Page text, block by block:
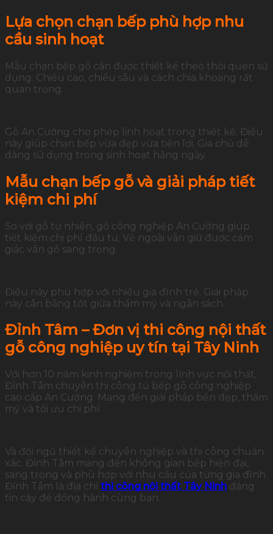
Lựa chọn chạn bếp phù hợp nhu
cầu sinh hoạt
Mẫu chạn bếp gỗ cần được thiết kế theo thói quen sử
dụng. Chiều cao, chiều sâu và cách chia khoang rất
quan trọng.
Gỗ An Cường cho phép linh hoạt trong thiết kế. Điều
này giúp chạn bếp vừa đẹp vừa tiện lợi. Gia chủ dễ
dàng sử dụng trong sinh hoạt hằng ngày.
Mẫu chạn bếp gỗ và giải pháp tiết
kiệm chi phí
So với gỗ tự nhiên, gỗ công nghiệp An Cường giúp
tiết kiệm chi phí đầu tư. Vẻ ngoài vẫn giữ được cảm
giác vân gỗ sang trọng.
Điều này phù hợp với nhiều gia đình trẻ. Giải pháp
này cân bằng tốt giữa thẩm mỹ và ngân sách.
Đỉnh Tâm – Đơn vị thi công nội thất
gỗ công nghiệp uy tín tại Tây Ninh
Với hơn 10 năm kinh nghiệm trong lĩnh vực nội thất,
Đỉnh Tâm chuyên thi công tủ bếp gỗ công nghiệp
cao cấp An Cường. Mang đến giải pháp bền đẹp, thẩm
mỹ và tối ưu chi phí.
Và đội ngũ thiết kế chuyên nghiệp và thi công chuẩn
xác. Đỉnh Tâm mang đến không gian bếp hiện đại,
sang trọng và phù hợp với nhu cầu của từng gia đình.
Đỉnh Tâm là địa chỉ thi công nội thất Tây Ninh đáng
tin cậy để đồng hành cùng bạn.